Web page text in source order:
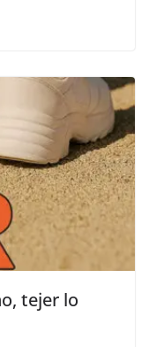
tejer lo